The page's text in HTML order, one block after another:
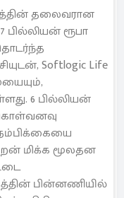
தலைவரான
பில்லியன் ரூபா
Softlogic Life
6 பில்லியன்
மிக்க மூலதன
பின்னணியில்